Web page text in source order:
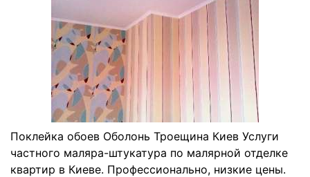
Поклейка обоев Оболонь Троещина Киев Услуги
частного маляра-штукатура по малярной отделке
квартир в Киеве. Профессионально, низкие цены.